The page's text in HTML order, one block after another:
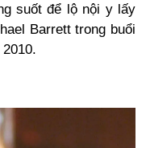
suốt để lộ nội y lấy
Barrett trong buổi
2010.